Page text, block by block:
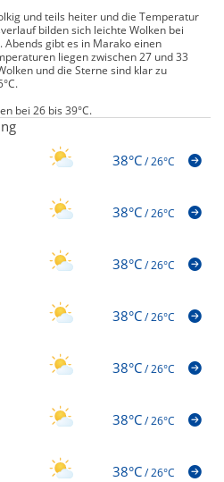
und teils heiter und die Temperatur
bilden sich leichte Wolken bei
Abends gibt es in Marako einen
liegen zwischen 27 und 33
und die Sterne sind klar zu
bei 26 bis 39°C.
38°C/26°C
38°C/26°C
38°C/26°C
38°C/26°C
38°C/26°C
38°C/26°C
38°C/26°C